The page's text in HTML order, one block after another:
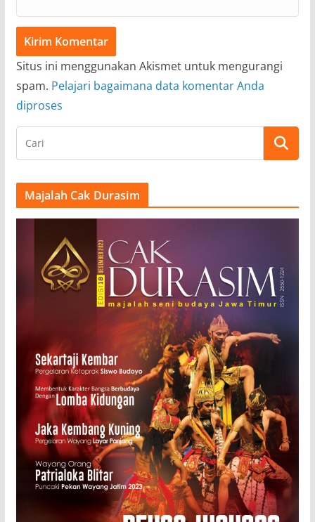
Situs ini menggunakan Akismet untuk mengurangi
spam. Pelajari bagaimana data komentar Anda
diproses
Majalah Cak Durasim